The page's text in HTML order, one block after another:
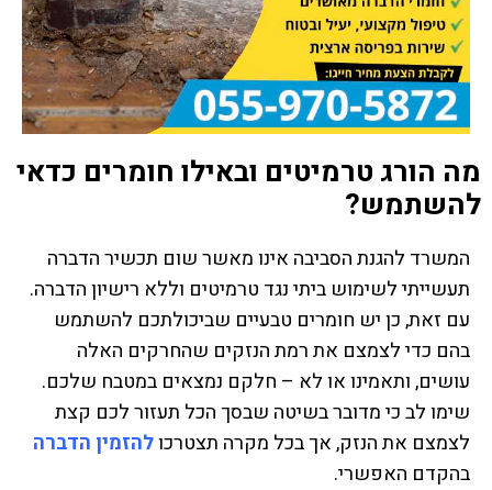
מה הורג טרמיטים ובאילו חומרים כדאי
להשתמש?
המשרד להגנת הסביבה אינו מאשר שום תכשיר הדברה
תעשייתי לשימוש ביתי נגד טרמיטים וללא רישיון הדברה.
עם זאת, כן יש חומרים טבעיים שביכולתכם להשתמש
בהם כדי לצמצם את רמת הנזקים שהחרקים האלה
עושים, ותאמינו או לא – חלקם נמצאים במטבח שלכם.
שימו לב כי מדובר בשיטה שבסך הכל תעזור לכם קצת
לצמצם את הנזק, אך בכל מקרה תצטרכולהזמין הדברה
בהקדם האפשרי.